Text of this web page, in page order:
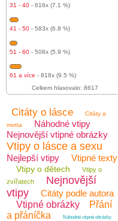
31 - 40 - 616x (7.1 %)
41 - 50 - 583x (6.8 %)
51 - 60 - 508x (5.9 %)
61 a více - 818x (9.5 %)
Celkem hlasovalo: 8617
Citáty o lásce
Citáty a
motta
Náhodné vtipy
Nejnovější vtipné obrázky
Vtipy o lásce a sexu
Nejlepší vtipy Vtipné texty
Vtipy o dětech
Vtipy o
zvířatech
Nejnovější
vtipy
Citáty podle autora
Vtipné obrázky
Přání
a přáníčka
Náhodné vtipné obrázky